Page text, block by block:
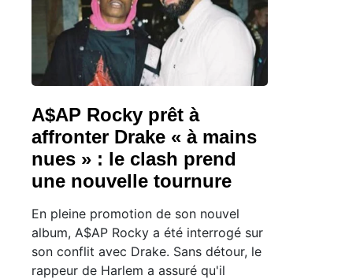
A$AP Rocky prêt à
affronter Drake « à mains
nues » : le clash prend
une nouvelle tournure
En pleine promotion de son nouvel
album, A$AP Rocky a été interrogé sur
son conflit avec Drake. Sans détour, le
rappeur de Harlem a assuré qu'il